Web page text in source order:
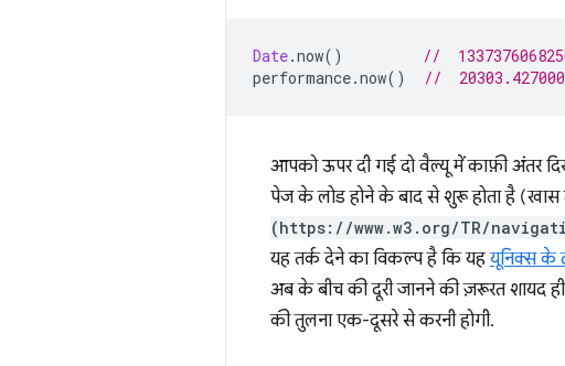
Date.now()
//
performance.now() //
आपको ऊपर दी गई दो वैल्यू में काफ़ी अंतर
पेज के लोड होने के बाद से शुरू होता है (खास
(https://www.w3.org/TR/
यह तर्क देने का विकल्प है कि यहयूनिक्स के
अब के बीच की दूरी जानने की ज़रूरत शायद
की तुलना एक-दूसरे से करनी होगी.